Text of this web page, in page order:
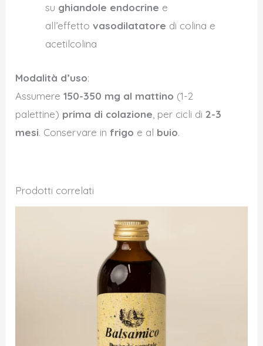
su ghiandole endocrine e
all’effettovasodilatatore di colina e
acetilcolina
Modalità d’uso:
Assumere150-350 mg al mattino (1-2
palettine) prima di colazione , per cicli di2-3
mesi. Conservare infrigo e al buio.
Prodotti correlati